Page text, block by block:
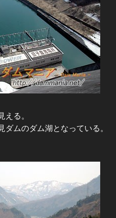
える。
ムのダム湖となっている。